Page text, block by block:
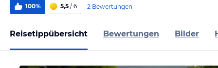
100% 5,5 / 6 2 Bewertungen
Reisetippübersicht Bewertungen Bilder